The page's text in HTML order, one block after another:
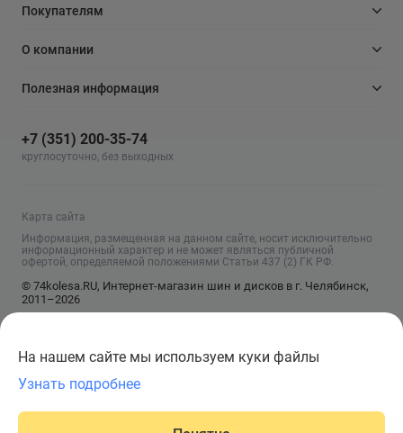
Покупателям
О компании
Полезная информация
+7 (351) 200-35-74
круглосуточно, без выходных
Карта сайта
Информация, размещенная на данном сайте, носит исключительно
информационный характер и не может являться публичной
офертой, определяемой положениями Статьи 437 (2) ГК РФ.
© 74kolesa.RU, Интернет-магазин шин и дисков в г. Челябинск,
2011–2026
На нашем сайте мы используем куки файлы
Узнать подробнее